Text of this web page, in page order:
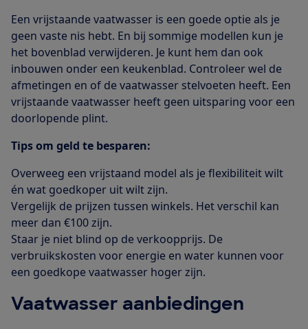
Een vrijstaande vaatwasser is een goede optie als je
geen vaste nis hebt. En bij sommige modellen kun je
het bovenblad verwijderen. Je kunt hem dan ook
inbouwen onder een keukenblad. Controleer wel de
afmetingen en of de vaatwasser stelvoeten heeft. Een
vrijstaande vaatwasser heeft geen uitsparing voor een
doorlopende plint.
Tips om geld te besparen:
Overweeg een vrijstaand model als je flexibiliteit wilt
én wat goedkoper uit wilt zijn.
Vergelijk de prijzen tussen winkels. Het verschil kan
meer dan €100 zijn.
Staar je niet blind op de verkoopprijs. De
verbruikskosten voor energie en water kunnen voor
een goedkope vaatwasser hoger zijn.
Vaatwasser aanbiedingen